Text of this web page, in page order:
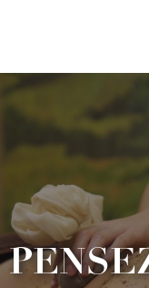
principal